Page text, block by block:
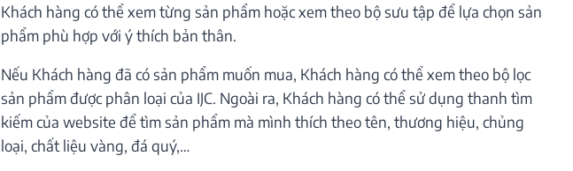
Khách hàng có thể xem từng sản phẩm hoặc xem theo bộ sưu tập để lựa chọn sản
phẩm phù hợp với ý thích bản thân.
Nếu Khách hàng đã có sản phẩm muốn mua, Khách hàng có thể xem theo bộ lọc
sản phẩm được phân loại của IJC. Ngoài ra, Khách hàng có thể sử dụng thanh tìm
kiếm của website để tìm sản phẩm mà mình thích theo tên, thương hiệu, chủng
loại, chất liệu vàng, đá quý,…